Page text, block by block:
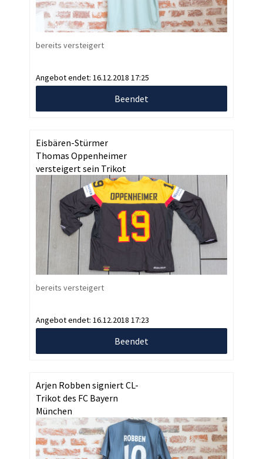
bereits versteigert
Angebot endet: 16.12.2018 17:25
Beendet
Eisbären-Stürmer
Thomas Oppenheimer
versteigert sein Trikot
bereits versteigert
Angebot endet: 16.12.2018 17:23
Beendet
Arjen Robben signiert CL-
Trikot des FC Bayern
München